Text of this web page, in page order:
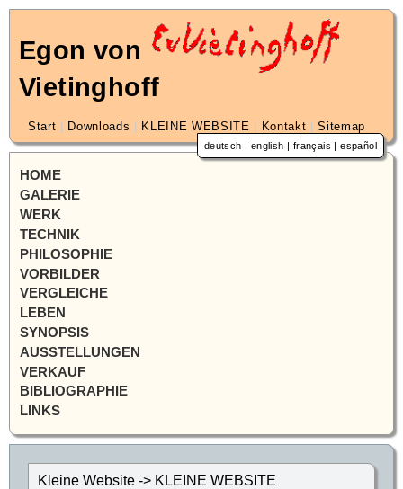
Egon von
Vietinghoff
Start Downloads KLEINE WEBSITE Kontakt |Sitemap
deutsch | english | français |español
HOME
GALERIE
WERK
TECHNIK
PHILOSOPHIE
VORBILDER
VERGLEICHE
LEBEN
SYNOPSIS
AUSSTELLUNGEN
VERKAUF
BIBLIOGRAPHIE
LINKS
Kleine Website -> KLEINE WEBSITE